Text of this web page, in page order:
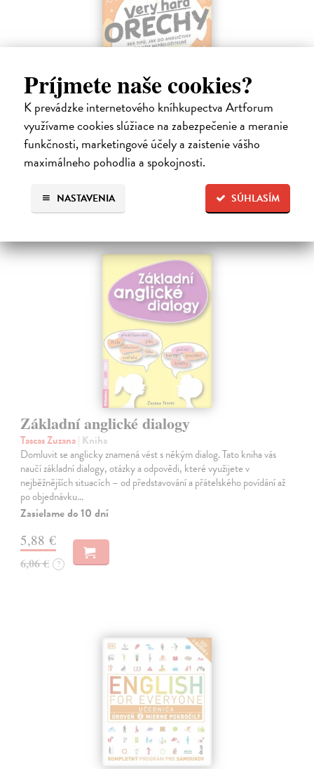
Príjmete naše cookies?
K prevádzke internetového kníhkupectva Artforum
využívame cookies slúžiace na zabezpečenie a meranie
funkčnosti, marketingové účely a zaistenie vášho
maximálneho pohodlia a spokojnosti.
SÚHLASÍM
NASTAVENIA
Very hard ořechy
Sobotka Bronislav| Kniha
Dělat křena, mít pod čepicí, kápnout božskou. Podvědomě tušíte, že
když tohle přeložíte do angličtiny slovo od slova, nikdo vás nepochopí.
Do 5 dní
19,45 € ?
Základní anglické dialogy
Tascas Zuzana| Kniha
Domluvit se anglicky znamená vést s někým dialog. Tato kniha vás
naučí základní dialogy, otázky a odpovědi, které využijete v
nejběžnějších situacích – od představování a přátelského povídání až
po objednávku…
Zasielame do 10 dní
5,88 €
6,06 € ?